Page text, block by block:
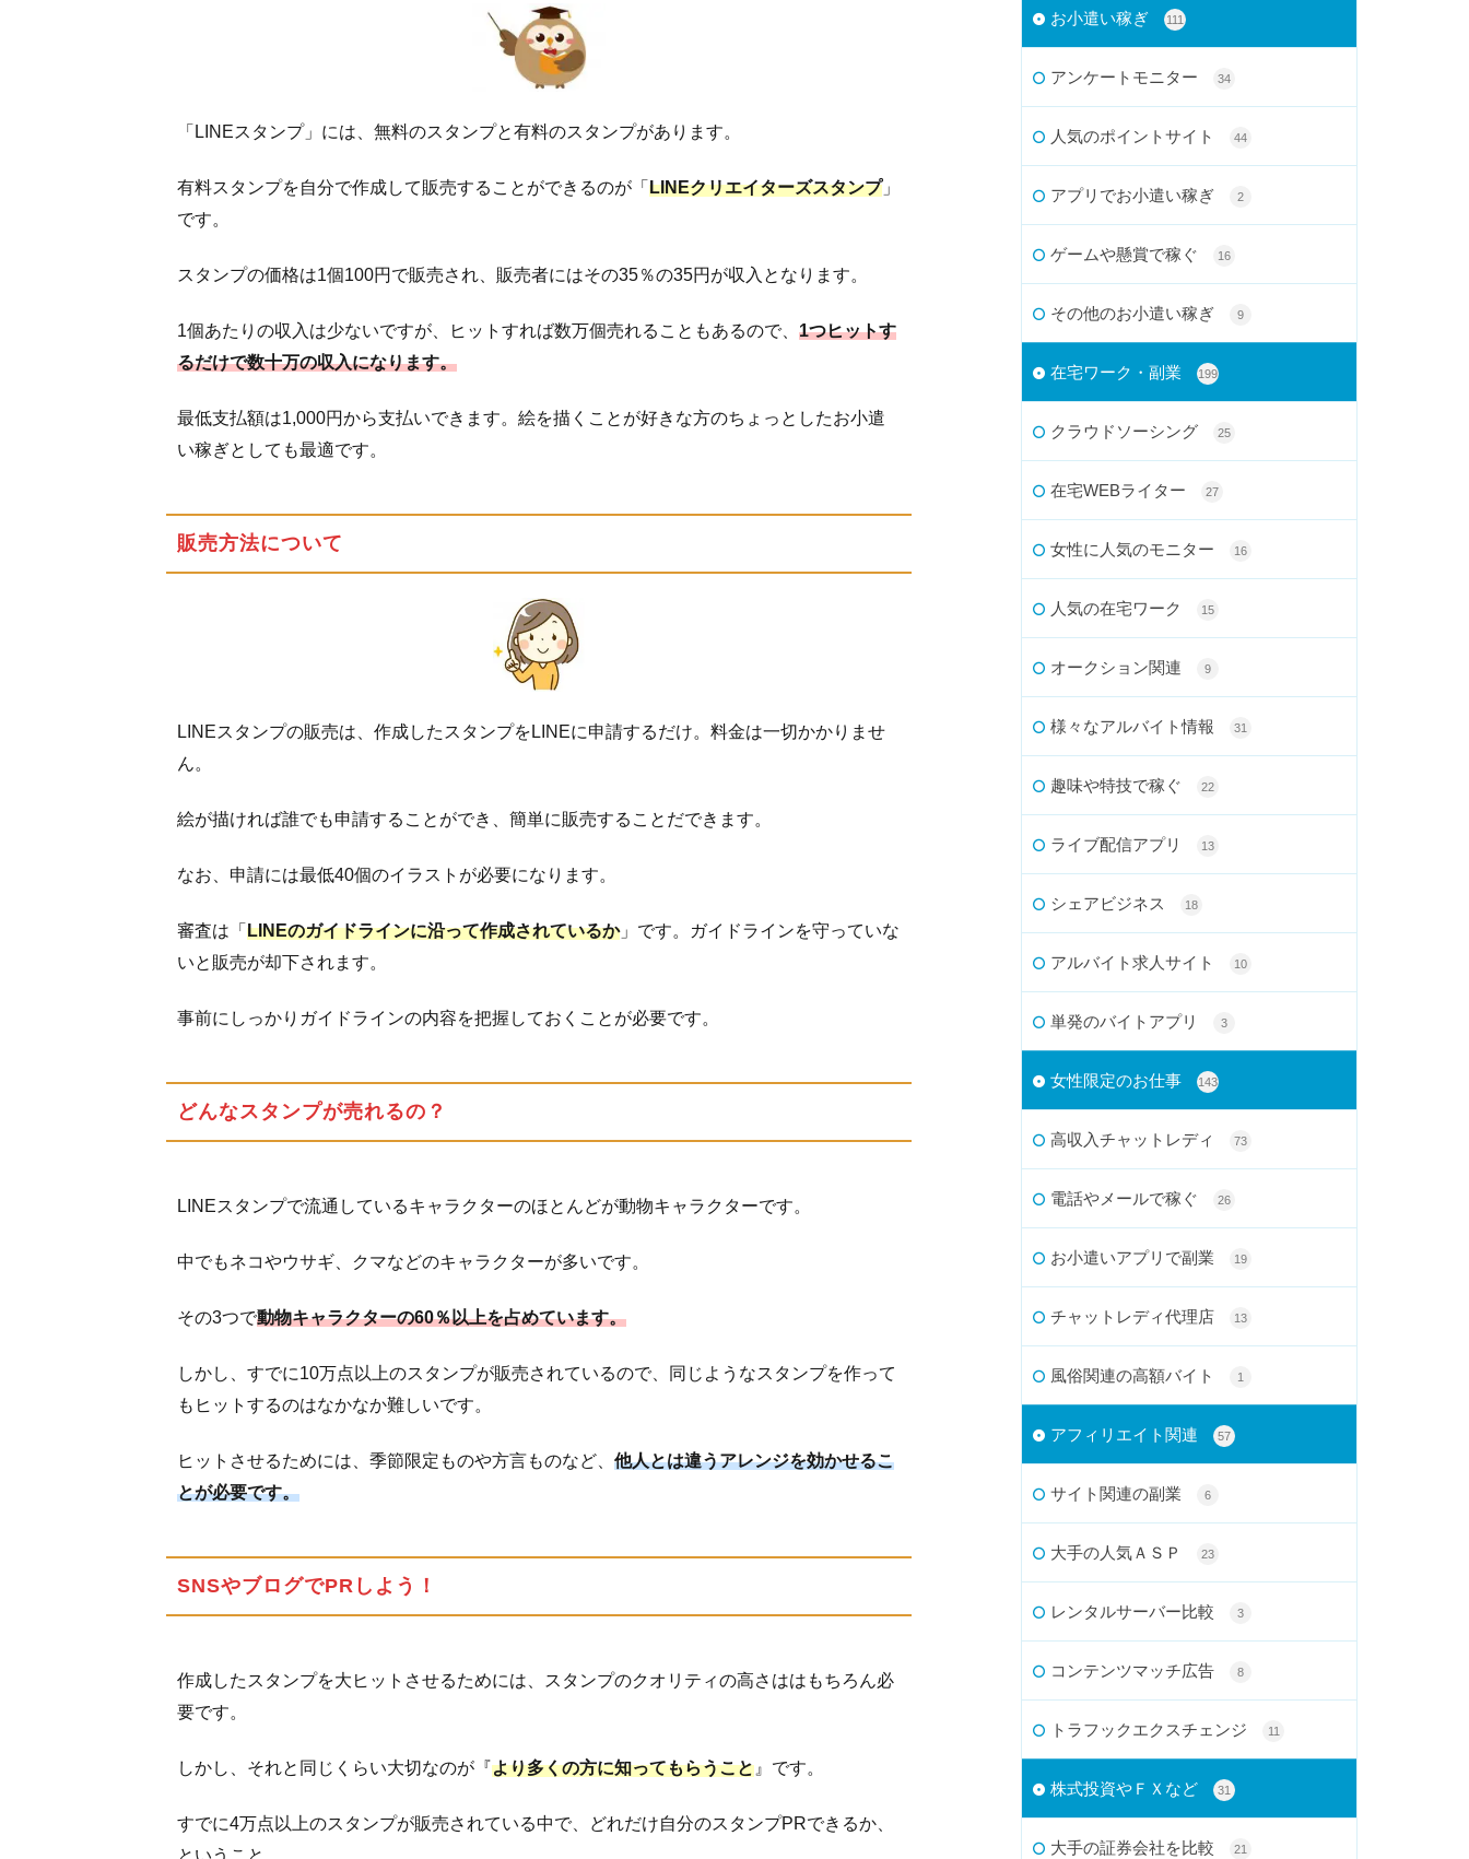
「LINEスタンプ」には、無料のスタンプと有料のスタンプがあります。
有料スタンプを自分で作成して販売することができるのが「 LINEクリエイターズスタンプ」
です。
スタンプの価格は1個100円で販売され、販売者にはその35％の35円が収入となります。
1個あたりの収入は少ないですが、ヒットすれば数万個売れることもあるので、 1つヒットす
るだけで数十万の収入になります。
最低支払額は1,000円から支払いできます。絵を描くことが好きな方のちょっとしたお小遣
い稼ぎとしても最適です。
販売方法について
LINEスタンプの販売は、作成したスタンプをLINEに申請するだけ。料金は一切かかりませ
ん。
絵が描ければ誰でも申請することができ、簡単に販売することだできます。
なお、申請には最低40個のイラストが必要になります。
審査は「 LINEのガイドラインに沿って作成されているか」です。ガイドラインを守っていな
いと販売が却下されます。
事前にしっかりガイドラインの内容を把握しておくことが必要です。
どんなスタンプが売れるの？
LINEスタンプで流通しているキャラクターのほとんどが動物キャラクターです。
中でもネコやウサギ、クマなどのキャラクターが多いです。
その3つで動物キャラクターの60％以上を占めています。
しかし、すでに10万点以上のスタンプが販売されているので、同じようなスタンプを作って
もヒットするのはなかなか難しいです。
ヒットさせるためには、季節限定ものや方言ものなど、 他人とは違うアレンジを効かせるこ
とが必要です。
SNSやブログでPRしよう！
作成したスタンプを大ヒットさせるためには、スタンプのクオリティの高さははもちろん必
要です。
しかし、それと同じくらい大切なのが『より多くの方に知ってもらうこと 』です。
すでに4万点以上のスタンプが販売されている中で、どれだけ自分のスタンプPRできるか、
ということ。
お小遣い稼ぎ 111
アンケートモニター 34
人気のポイントサイト 44
アプリでお小遣い稼ぎ 2
ゲームや懸賞で稼ぐ 16
その他のお小遣い稼ぎ 9
在宅ワーク・副業 199
クラウドソーシング 25
在宅WEBライター 27
女性に人気のモニター 16
人気の在宅ワーク 15
オークション関連 9
様々なアルバイト情報 31
趣味や特技で稼ぐ 22
ライブ配信アプリ 13
シェアビジネス 18
アルバイト求人サイト 10
単発のバイトアプリ 3
女性限定のお仕事 143
高収入チャットレディ 73
電話やメールで稼ぐ 26
お小遣いアプリで副業 19
チャットレディ代理店 13
風俗関連の高額バイト 1
アフィリエイト関連 57
サイト関連の副業 6
大手の人気ＡＳＰ 23
レンタルサーバー比較 3
コンテンツマッチ広告 8
トラフックエクスチェンジ 11
株式投資やＦＸなど 31
大手の証券会社を比較 21